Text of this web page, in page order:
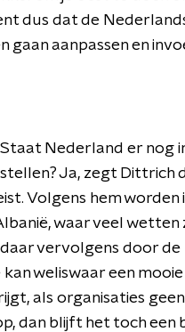
dus dat de
gaan aanpassen en
Staat Nederland er nog
Ja, zegt Dittrich
Volgens hem worden
waar veel
vervolgens door de
kan weliswaar een
als organisaties
dan blijft het toch een